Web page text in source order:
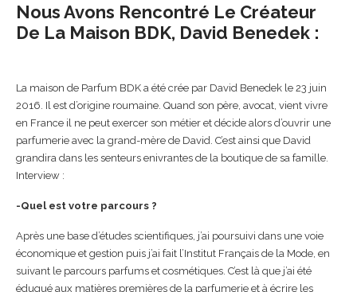
Nous Avons Rencontré Le Créateur
De La Maison BDK, David Benedek :
La maison de Parfum BDK a été crée par David Benedek le 23 juin
2016. Il est d’origine roumaine. Quand son père, avocat, vient vivre
en France il ne peut exercer son métier et décide alors d’ouvrir une
parfumerie avec la grand-mère de David. C’est ainsi que David
grandira dans les senteurs enivrantes de la boutique de sa famille.
Interview :
-Quel est votre parcours ?
Après une base d’études scientifiques, j’ai poursuivi dans une voie
économique et gestion puis j’ai fait l’Institut Français de la Mode, en
suivant le parcours parfums et cosmétiques. C’est là que j’ai été
éduqué aux matières premières de la parfumerie et à écrire les